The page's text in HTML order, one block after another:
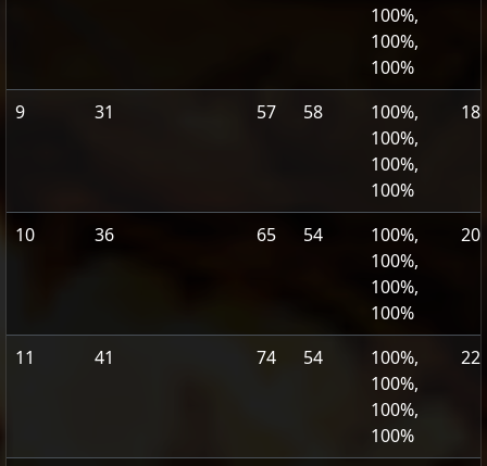
100%,
100%,
100%
9 31 57 58
100%,
100%,
100%,
100%
18
10 36 65 54
100%,
100%,
100%,
100%
20
11 41 74 54
100%,
100%,
100%,
100%
22